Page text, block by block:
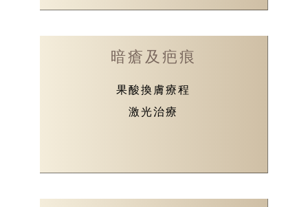
暗瘡及疤痕
果酸換膚療程
激光治療